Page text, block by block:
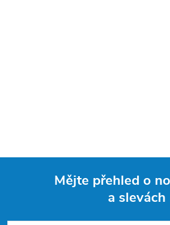
Mějte přehled o
a slevách